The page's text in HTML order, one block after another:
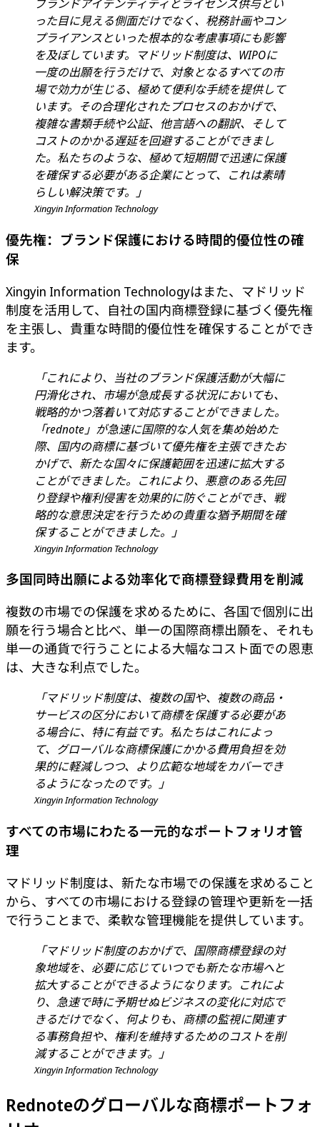
ブランドアイデンティティとライセンス供与とい
った目に見える側面だけでなく、税務計画やコン
プライアンスといった根本的な考慮事項にも影響
を及ぼしています。マドリッド制度は、WIPOに
一度の出願を行うだけで、対象となるすべての市
場で効力が生じる、極めて便利な手続を提供して
います。その合理化されたプロセスのおかげで、
複雑な書類手続や公証、他言語への翻訳、そして
コストのかかる遅延を回避することができまし
た。私たちのような、極めて短期間で迅速に保護
を確保する必要がある企業にとって、これは素晴
らしい解決策です。」
Xingyin Information Technology
優先権：ブランド保護における時間的優位性の確
保
Xingyin Information Technologyはまた、マドリッド
制度を活用して、自社の国内商標登録に基づく優先権
を主張し、貴重な時間的優位性を確保することができ
ます。
「これにより、当社のブランド保護活動が大幅に
円滑化され、市場が急成長する状況においても、
戦略的かつ落着いて対応することができました。
「rednote」が急速に国際的な人気を集め始めた
際、国内の商標に基づいて優先権を主張できたお
かげで、新たな国々に保護範囲を迅速に拡大する
ことができました。これにより、悪意のある先回
り登録や権利侵害を効果的に防ぐことができ、戦
略的な意思決定を行うための貴重な猶予期間を確
保することができました。」
Xingyin Information Technology
多国同時出願による効率化で商標登録費用を削減
複数の市場での保護を求めるために、各国で個別に出
願を行う場合と比べ、単一の国際商標出願を、それも
単一の通貨で行うことによる大幅なコスト面での恩恵
は、大きな利点でした。
「マドリッド制度は、複数の国や、複数の商品・
サービスの区分において商標を保護する必要があ
る場合に、特に有益です。私たちはこれによっ
て、グローバルな商標保護にかかる費用負担を効
果的に軽減しつつ、より広範な地域をカバーでき
るようになったのです。」
Xingyin Information Technology
すべての市場にわたる一元的なポートフォリオ管
理
マドリッド制度は、新たな市場での保護を求めること
から、すべての市場における登録の管理や更新を一括
で行うことまで、柔軟な管理機能を提供しています。
「マドリッド制度のおかげで、国際商標登録の対
象地域を、必要に応じていつでも新たな市場へと
拡大することができるようになります。これによ
り、急速で時に予期せぬビジネスの変化に対応で
きるだけでなく、何よりも、商標の監視に関連す
る事務負担や、権利を維持するためのコストを削
減することができます。」
Xingyin Information Technology
Rednoteのグローバルな商標ポートフォ